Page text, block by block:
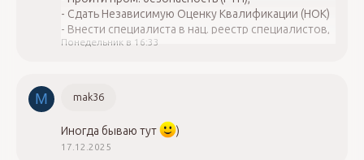
- Сдать Независимую Оценку Квалификации (НОК)
- Внести специалиста в нац. реестр специалистов,
НОСТРОЙ, НОПРИЗ,
- Повысить квалификацию, ОТ и ТБ
Обращайтесь, 8-923-775-07-97
Понедельник в 16:33
M mak36
Иногда бываю тут )
17.12.2025